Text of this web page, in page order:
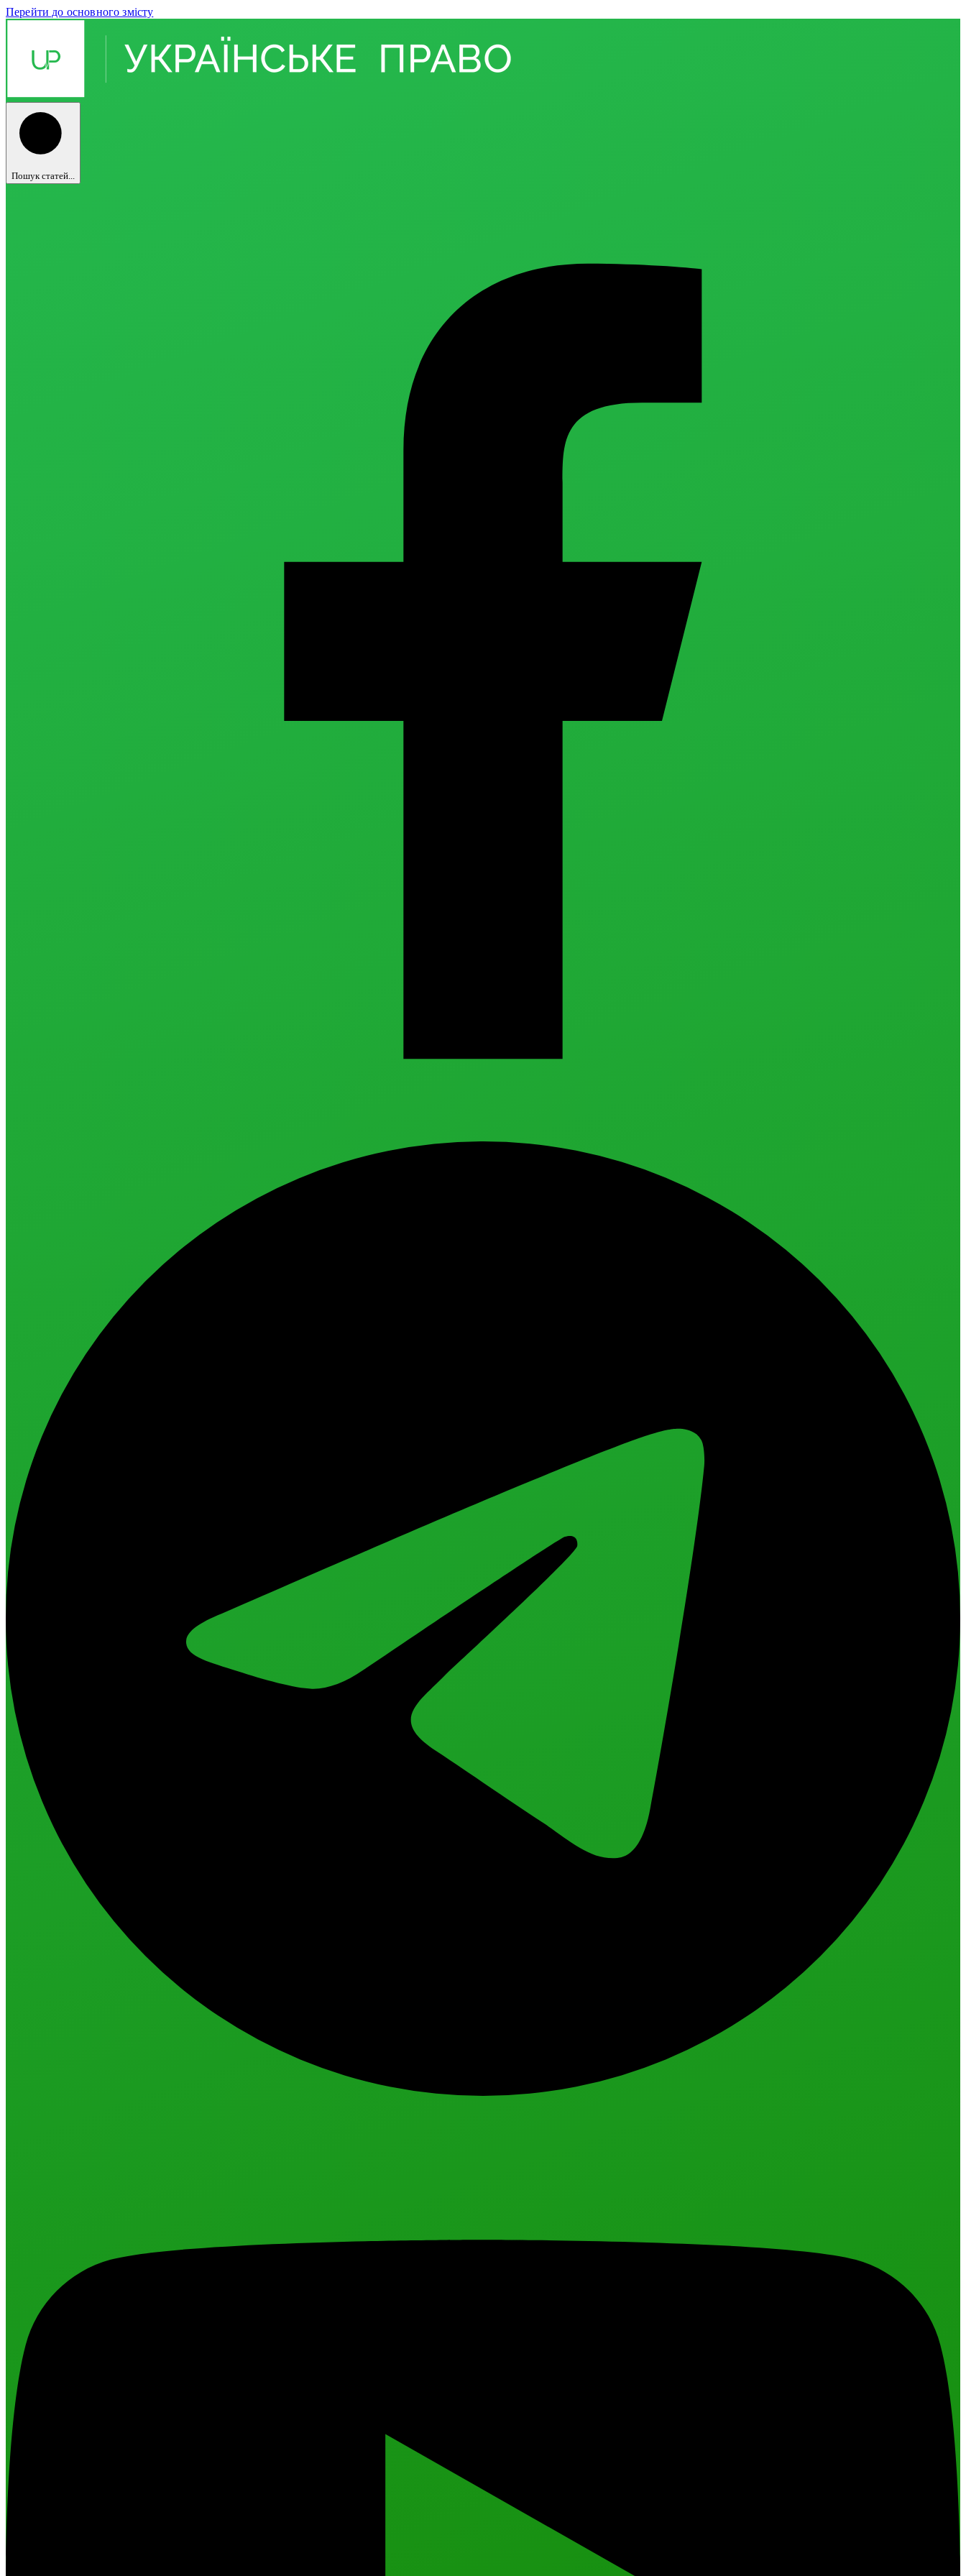
Перейти до основного змісту
Пошук статей...